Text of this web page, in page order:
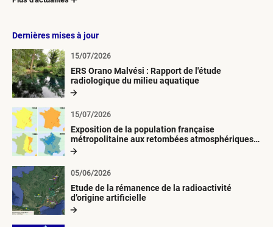
Dernières mises à jour
ERS Orano Malvési : Rapport de l'étude
radiologique du milieu aquatique
15/07/2026
Exposition de la population française
métropolitaine aux retombées atmosphériques
radioactives depuis 1945
15/07/2026
Etude de la rémanence de la radioactivité
d’origine artificielle
05/06/2026